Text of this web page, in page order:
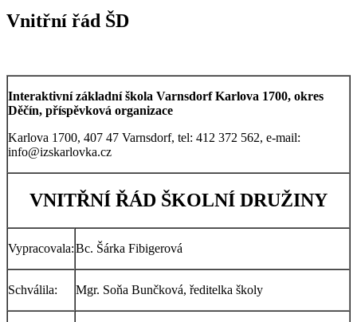
Vnitřní řád ŠD
Interaktivní základní škola Varnsdorf Karlova 1700, okres
Děčín, příspěvková organizace
Karlova 1700, 407 47 Varnsdorf, tel: 412 372 562, e-mail:
info@izskarlovka.cz
VNITŘNÍ ŘÁD ŠKOLNÍ DRUŽINY
Vypracovala:Bc. Šárka Fibigerová
Schválila: Mgr. Soňa Bunčková, ředitelka školy